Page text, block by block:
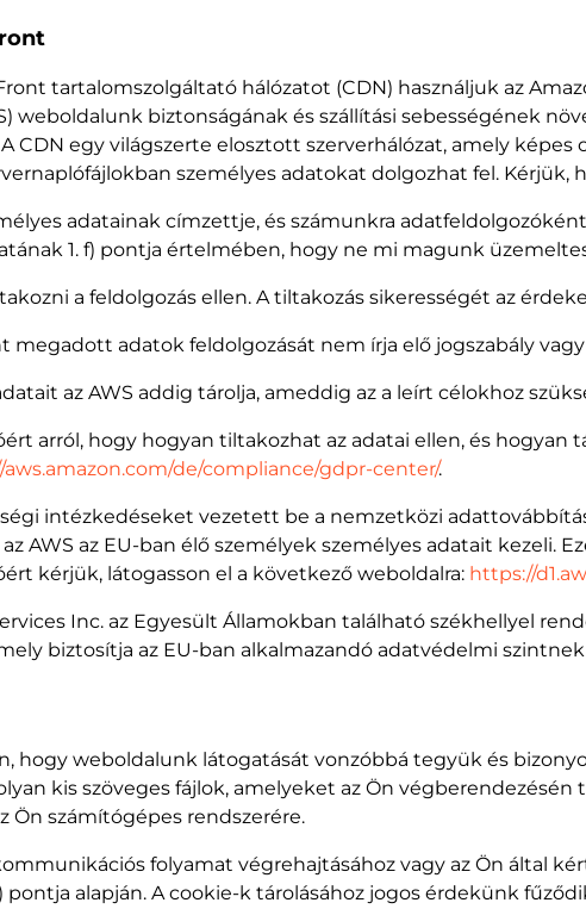
tartalomszolgáltató hálózatot (CDN) használjuk az
weboldalunk biztonságának és szállítási sebességének
CDN egy világszerte elosztott szerverhálózat, amely
személyes adatokat dolgozhat fel.
adatainak címzettje, és számunkra
1. f) pontja értelmében, hogy ne mi magunk
a feldolgozás ellen. A tiltakozás sikerességét az
megadott adatok feldolgozását nem írja elő jogszabály
az AWS addig tárolja, ameddig az a leírt célokhoz
arról, hogy hogyan tiltakozhat az adatai ellen, és hogyan
de/compliance/gdpr-center/.
intézkedéseket vezetett be a nemzetközi
AWS az EU-ban élő személyek személyes adatait kezeli.
kérjük, látogasson el a következő weboldalra: https://
Inc. az Egyesült Államokban található székhellyel
biztosítja az EU-ban alkalmazandó adatvédelmi
hogy weboldalunk látogatását vonzóbbá tegyük és
kis szöveges fájlok, amelyeket az Ön
Ön számítógépes rendszerére.
folyamat végrehajtásához vagy az Ön által
pontja alapján. A cookie-k tárolásához jogos érdekünk